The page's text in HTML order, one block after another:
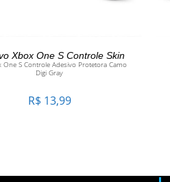
AO CARRINHO
Xbox One S Controle Skin
One S Controle Adesivo Protetora Camo
Digi Gray
R$ 13,99